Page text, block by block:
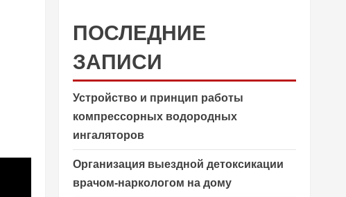
ПОСЛЕДНИЕ
ЗАПИСИ
Устройство и принцип работы
компрессорных водородных
ингаляторов
Организация выездной детоксикации
врачом-наркологом на дому